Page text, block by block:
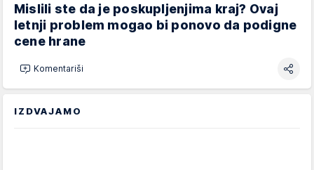
Mislili ste da je poskupljenjima kraj? Ovaj
letnji problem mogao bi ponovo da podigne
cene hrane
Komentariši
IZDVAJAMO